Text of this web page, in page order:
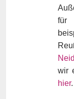
für
wir
hier.